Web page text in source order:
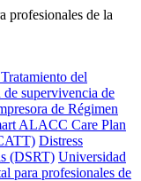
profesionales de la
del
de supervivencia de
de Régimen
ALACC Care Plan
Distress
(DSRT) Universidad
para profesionales de